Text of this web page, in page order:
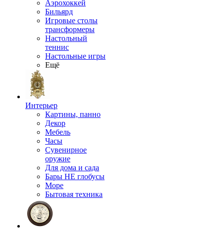
Аэрохоккей
Бильярд
Игровые столы
трансформеры
Настольный
теннис
Настольные игры
Ещё
Интерьер
Картины, панно
Декор
Мебель
Часы
Сувенирное
оружие
Для дома и сада
Бары НЕ глобусы
Море
Бытовая техника